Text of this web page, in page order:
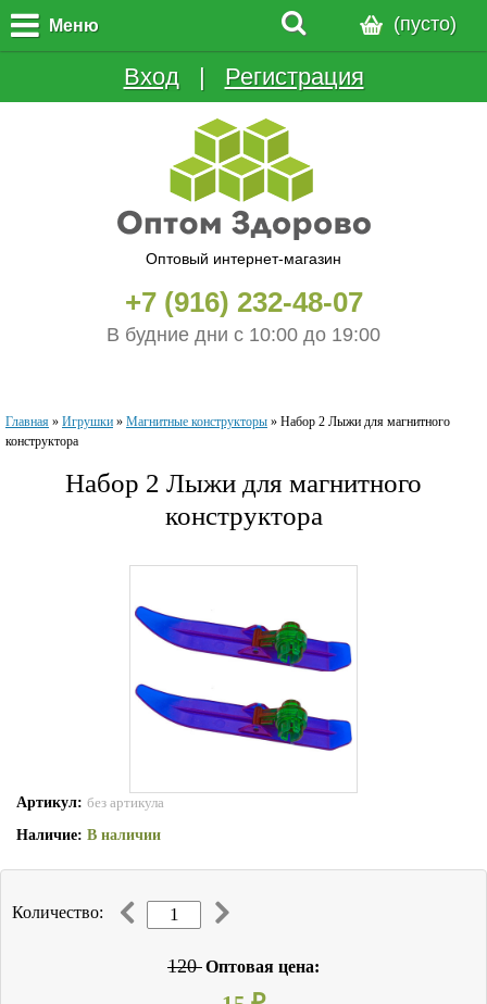
Вход
  |
Регистрация
(пусто)
Оптовый интернет-магазин
+7 (916) 232-48-07
В будние дни с 10:00 до 19:00
Меню
Главная » Игрушки » Магнитные конструкторы » Набор 2 Лыжи для магнитного
конструктора
Набор 2 Лыжи для магнитного
конструктора
Артикул: без артикула
Наличие: В наличии
Количество:
120Оптовая цена: